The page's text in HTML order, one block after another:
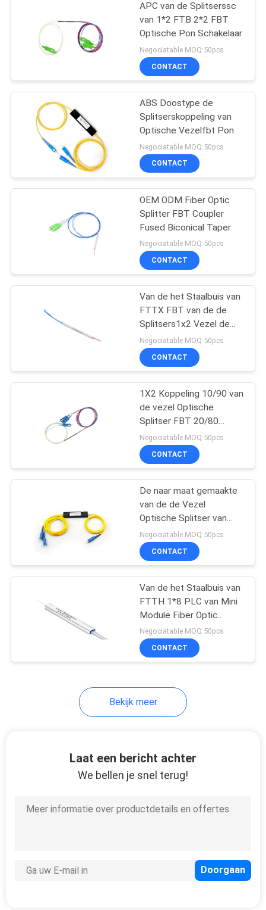
ZTE GPON ONU
78
NOKIA GPON ONU
Vezel Optische
Einddoos
Vezel Optische
Splitser
20
vezel optische
snelle schakelaar
21
Lijnterminal van OLT
FTTH-Routermodem
APC van de Splitserssc
van 1*2 FTB 2*2 FBT
Optische Pon Schakelaar
Negociatable MOQ:50pcs
CONTACT
ABS Doostype de
Splitserskoppeling van
Optische Vezelfbt Pon
Negociatable MOQ:50pcs
CONTACT
OEM ODM Fiber Optic
Splitter FBT Coupler
Fused Biconical Taper
Negociatable MOQ:50pcs
CONTACT
Van de het Staalbuis van
FTTX FBT van de de
Splitsers1x2 Vezel de
Koppelingssc UPC
Negociatable MOQ:50pcs
CONTACT
1X2 Koppeling 10/90 van
de vezel Optische
Splitser FBT 20/80
30/70 40/60 50/50 5/95
Negociatable MOQ:50pcs
CONTACT
De naar maat gemaakte
van de de Vezel
Optische Splitser van
1X2 1X4 2X2 Lage
Overmaat
Negociatable MOQ:50pcs
CONTACT
Van de het Staalbuis van
FTTH 1*8 PLC van Mini
Module Fiber Optic
Splitser 1x8
Negociatable MOQ:50pcs
CONTACT
Bekijk meer
Laat een bericht achter
We bellen je snel terug!